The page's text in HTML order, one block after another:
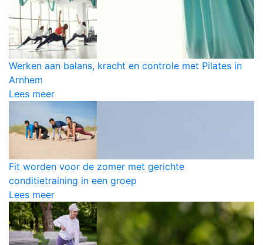
Werken aan balans, kracht en controle met Pilates in
Arnhem
Lees meer
Fit worden voor de zomer met gerichte
conditietraining in een groep
Lees meer